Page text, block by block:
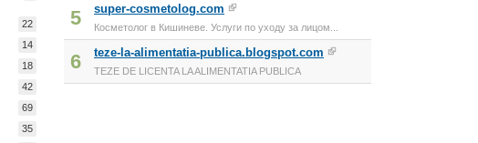
22
14
18
42
69
35
5 super-cosmetolog.com
Косметолог в Кишиневе. Услуги по уходу за лицом...
6 teze-la-alimentatia-publica.blogspot.com
TEZE DE LICENTA LA ALIMENTATIA PUBLICA